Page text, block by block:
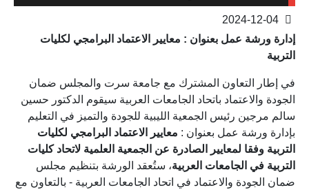
إدارة ورشة عمل بعنوان : معايير الاعتماد البرامجي لكليات
التربية
في إطار التعاون المشترك مع جامعة سرت والمجلس ضمان
الجودة والاعتماد باتحاد الجامعات العربية سيقوم الدكتور حسين
سالم مرجين رئيس الجمعية الليبية للجودة والتميز في التعليم
بإدارة ورشة عمل بعنوان : معايير الاعتماد البرامجي لكليات
التربية وفقا لمعايير الصادرة عن الجمعية العلمية لاتحاد كليات
التربية في الجامعات العربية، ستُعقد الورشة بتنظيم مجلس
ضمان الجودة والاعتماد في اتحاد الجامعات العربية - بالتعاون مع